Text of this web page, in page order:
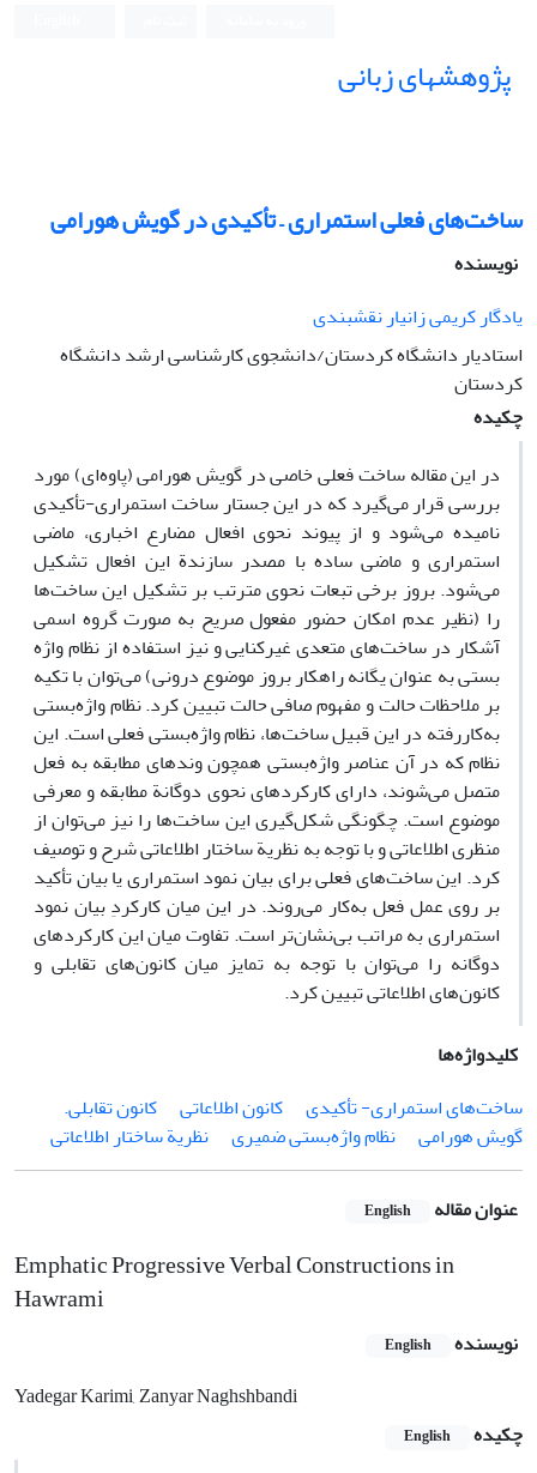
پژوهشهای زبانی
ساخت‌های فعلی استمراری – تأکیدی در گویش هورامی
نویسنده
یادگار کریمی زانیار نقشبندی
استادیار دانشگاه کردستان/دانشجوی کارشناسی ارشد دانشگاه
کردستان
چکیده
در این مقاله ساخت فعلی خاصی در گویش هورامی (پاوه‌ای) مورد
بررسی قرار می‌گیرد که در این جستار ساخت استمراری-تأکیدی
نامیده می‌شود و از پیوند نحوی افعال مضارع اخباری، ماضی
استمراری و ماضی ساده با مصدر سازندة این افعال تشکیل
می‌شود. ‎‎‏‏‏بروز برخی تبعات نحوی مترتب بر تشکیل این ساخت‌ها
را (نظیر عدم امکان حضور مفعول صریح به صورت گروه اسمی
آشکار در ساخت‌های متعدی غیرکنایی و نیز استفاده از نظام واژه
بستی به عنوان یگانه راهکار بروز موضوع درونی) می‌توان با تکیه
بر ملاحظات حالت و مفهوم صافی حالت تبیین کرد. نظام واژه‌بستی
به‌کار‌رفته در این قبیل ساخت‌ها، نظام واژه‌بستی فعلی است. این
نظام که در آن عناصر واژه‌بستی همچون وندهای مطابقه به فعل
متصل می‌شوند، دارای کارکرد‌های نحوی دوگانة مطابقه و معرفی
موضوع است. چگونگی شکل‌گیری این ساخت‌ها را نیز می‌توان از
منظری اطلاعاتی و با توجه به نظریة ساختار اطلاعاتی شرح و توصیف
کرد. این ساخت‌های فعلی برای بیان نمود استمراری یا بیان تأکید
بر روی عمل فعل به‌کار می‌روند. در این میان کارکردِ بیان نمود
استمراری به مراتب بی‌نشان‌تر است. تفاوت میان این کارکردهای
دوگانه را می‌توان با توجه به تمایز میان کانون‌های تقابلی و
کانون‌های اطلاعاتی تبیین کرد.
کلیدواژه‌ها
ساخت‌های استمراری- تأکیدی
کانون اطلاعاتی
کانون تقابلی.
گویش هور‌امی
نظام واژه‌بستی ضمیری نظریة ساختار اطلاعاتی
عنوان مقاله English
Emphatic Progressive Verbal Constructions in
Hawrami
نویسنده English
Yadegar Karimi, Zanyar Naghshbandi
چکیده
English